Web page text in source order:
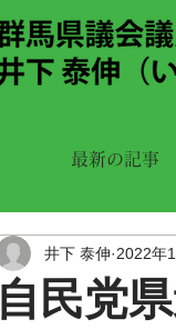
最新の記事
自民党
井下 泰伸 2022年